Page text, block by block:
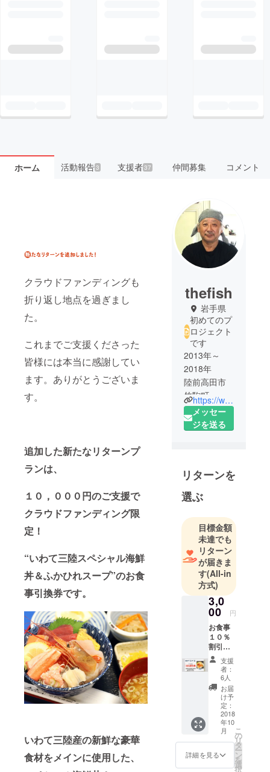
ホーム 活動報告3 支援者37 仲間募集 コメント
クラウドファンディングも
折り返し地点を過ぎまし
た。
これまでご支援くださった
皆様には本当に感謝してい
ます。ありがとうございま
す。
追加した新たなリターンプ
ランは、
１０，０００円のご支援で
クラウドファンディング限
定！
“いわて三陸スペシャル海鮮
丼＆ふかひれスープ”のお食
事引換券です。
いわて三陸産の新鮮な豪華
食材をメインに使用した、
thefish
岩手県
初めてのプ
ロジェクト
です
2013年～
2018年
陸前高田市
竹駒町
陸前高田未
来商店街内
店てるてる‐
くいどころ
小澤‐」
2018年7月～
岩手県陸前
高田市竹駒
町「食堂て
るてる」
陸前高田市
で郊外の
ロードサイ
ド型食堂と
して、弁
当・惣菜・
仕出しも始
めました。
昼は食堂、
お弁当・お
惣菜・仕出
し。
夜は簡単な
https://www.facebook.com/teruteru.ozawa/
メッセー
ジを送る
リターンを
選ぶ
目標金額
未達でも
リターン
が届きま
す(All-in
方式)
3,0
00 円
お食事
１０％
割引券
１枚＆
店主小
澤の手
書きの
お礼状
＆店内
お名前
掲載！
お食事
券は使
用期限
はあり
支援
者：
6人
お届
け予
定：
2018
年10
月
詳細を見る
こ
の
リ
タ
ー
ン
を
選
択